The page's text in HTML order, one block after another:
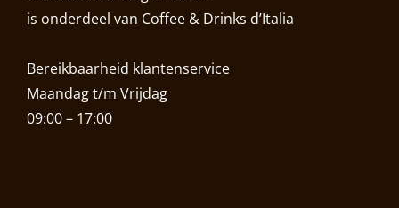
is onderdeel van Coffee & Drinks d’Italia
Bereikbaarheid klantenservice
Maandag t/m Vrijdag
09:00 – 17:00